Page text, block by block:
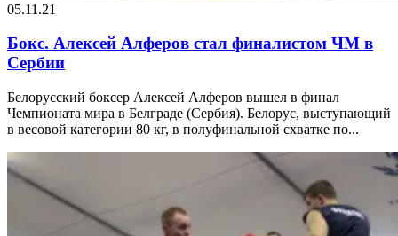
05.11.21
Бокс. Алексей Алферов стал финалистом ЧМ в
Сербии
Белорусский боксер Алексей Алферов вышел в финал
Чемпионата мира в Белграде (Сербия). Белорус, выступающий
в весовой категории 80 кг, в полуфинальной схватке по...